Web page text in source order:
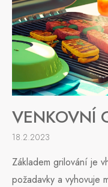
VENKOVNÍ
18.2.2023
Základem grilování je
požadavky a vyhovuje